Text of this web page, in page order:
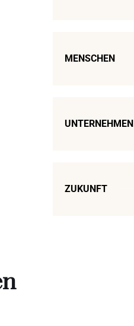
MENSCHEN
UNTERNEHMEN
ZUKUNFT